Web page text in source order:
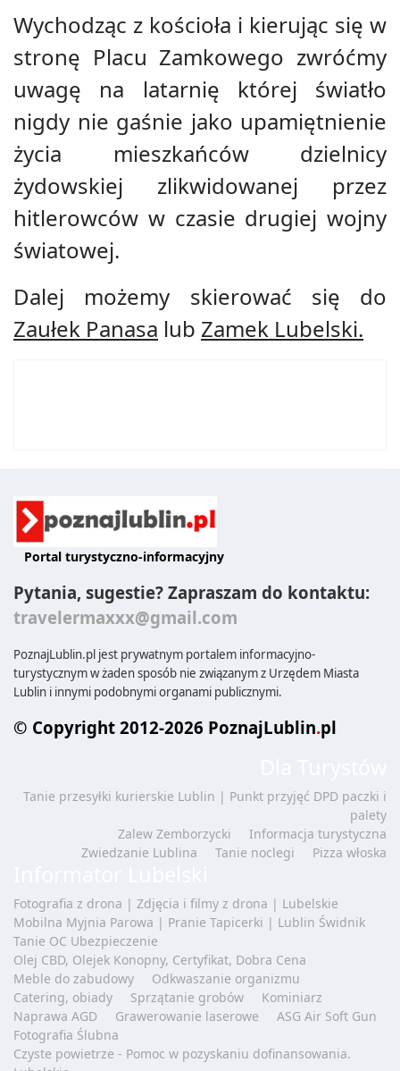
Wychodząc z kościoła i kierując się w
stronę Placu Zamkowego zwróćmy
uwagę na latarnię której światło
nigdy nie gaśnie jako upamiętnienie
życia mieszkańców dzielnicy
żydowskiej zlikwidowanej przez
hitlerowców w czasie drugiej wojny
światowej.
Dalej możemy skierować się do
Zaułek Panasa lub Zamek Lubelski.
Portal turystyczno-informacyjny
Pytania, sugestie? Zapraszam do kontaktu:
travelermaxxx@gmail.com
PoznajLublin.pl jest prywatnym portalem informacyjno-
turystycznym w żaden sposób nie związanym z Urzędem Miasta
Lublin i innymi podobnymi organami publicznymi.
© Copyright 2012-2026 PoznajLublin.pl
Tanie przesyłki kurierskie Lublin | Punkt przyjęć DPD paczki i
palety
Zalew Zemborzycki
Informacja turystyczna
Zwiedzanie Lublina
Tanie noclegi Pizza włoska
Fotografia z drona | Zdjęcia i filmy z drona | Lubelskie
Mobilna Myjnia Parowa | Pranie Tapicerki | Lublin Świdnik
Tanie OC Ubezpieczenie
Olej CBD, Olejek Konopny, Certyfikat, Dobra Cena
Meble do zabudowy
Odkwaszanie organizmu
Catering, obiady
Sprzątanie grobów
Kominiarz
Naprawa AGD
Grawerowanie laserowe
ASG Air Soft Gun
Fotografia Ślubna
Czyste powietrze - Pomoc w pozyskaniu dofinansowania.